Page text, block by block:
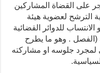
حجر على القضاة المشاركين
لعضوية هيئة
والكرامة (الفصل 22) او الانتساب للدوائر القضائية
(الفصل . وهو ما يطرح
لمجرد جلوسه او مشاركته